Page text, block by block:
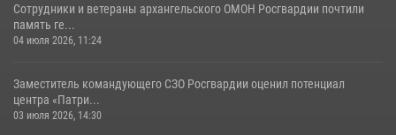
Сотрудники и ветераны архангельского ОМОН Росгвардии почтили
память ге...
04 июля 2026, 11:24
Заместитель командующего СЗО Росгвардии оценил потенциал
центра «Патри...
03 июля 2026, 14:30